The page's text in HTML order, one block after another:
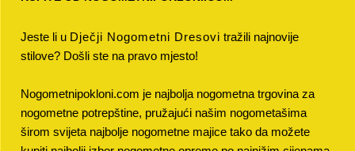
Jeste li u Dječji Nogometni Dresovi tražili najnovije
stilove? Došli ste na pravo mjesto!
Nogometnipokloni.com je najbolja nogometna trgovina za
nogometne potrepštine, pružajući našim nogometašima
širom svijeta najbolje nogometne majice tako da možete